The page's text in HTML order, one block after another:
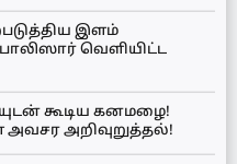
இளம்
வெளியிட்ட
கூடிய கனமழை!
அவசர அறிவுறுத்தல்!